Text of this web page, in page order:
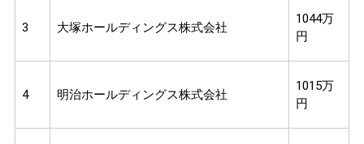
3 大塚ホールディングス株式会社
1044万
円
4 明治ホールディングス株式会社
1015万
円